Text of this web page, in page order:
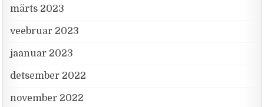
märts 2023
veebruar 2023
jaanuar 2023
detsember 2022
november 2022